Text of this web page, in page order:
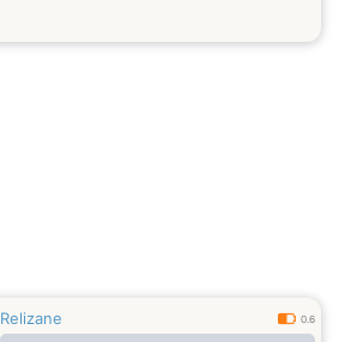
Relizane 0.6